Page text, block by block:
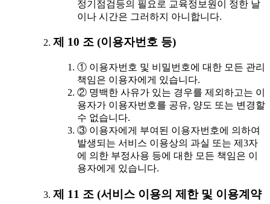
정기점검등의 필요로 교육정보원이 정한 날
이나 시간은 그러하지 아니합니다.
제 10 조 (이용자번호 등)
① 이용자번호 및 비밀번호에 대한 모든 관리
책임은 이용자에게 있습니다.
② 명백한 사유가 있는 경우를 제외하고는 이
용자가 이용자번호를 공유, 양도 또는 변경할
수 없습니다.
③ 이용자에게 부여된 이용자번호에 의하여
발생되는 서비스 이용상의 과실 또는 제3자
에 의한 부정사용 등에 대한 모든 책임은 이
용자에게 있습니다.
제 11 조 (서비스 이용의 제한 및 이용계약